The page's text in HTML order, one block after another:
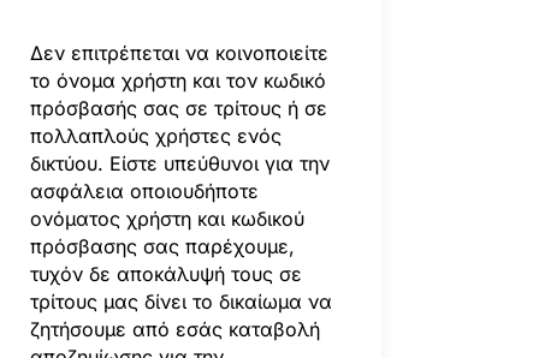
Δεν επιτρέπεται να κοινοποιείτε
το όνομα χρήστη και τον κωδικό
πρόσβασής σας σε τρίτους ή σε
πολλαπλούς χρήστες ενός
δικτύου. Είστε υπεύθυνοι για την
ασφάλεια οποιουδήποτε
ονόματος χρήστη και κωδικού
πρόσβασης σας παρέχουμε,
τυχόν δε αποκάλυψή τους σε
τρίτους μας δίνει το δικαίωμα να
ζητήσουμε από εσάς καταβολή